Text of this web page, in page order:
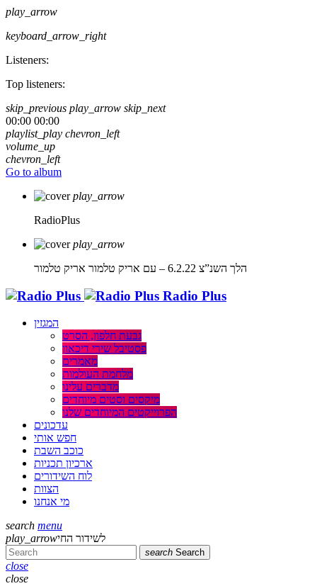
play_arrow
keyboard_arrow_right
Listeners:
Top listeners:
skip_previous play_arrow skip_next
00:00 00:00
playlist_play chevron_left
volume_up
chevron_left
Go to album
play_arrow
RadioPlus
play_arrow
הלך השנ”צ 6.2.22 – עם אריק טלמור
אריק טלמור
Radio Plus
המגזין
גבעת חלפון, הסרט
פסטיבל שירי דיכאון
מאמרים
מלחמת העולמות
מדברים עלינו
מיקסים וסטים מיוחדים
הפרוייקטים המיוחדים שלנו
עדכונים
חפש אותי
כוכב השבת
ארכיון תכניות
לוח השידורים
הצוות
מי אנחנו
search menu
play_arrowלשידור החי
search Search
close
close